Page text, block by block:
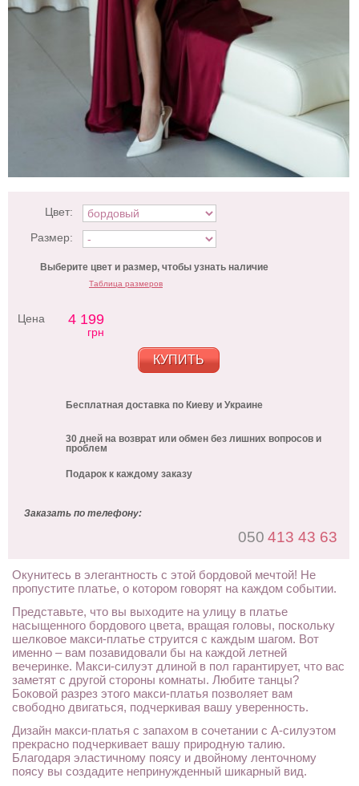
Цвет:
Размер:
Выберите цвет и размер, чтобы узнать наличие
Таблица размеров
Цена 4 199
грн
КУПИТЬ
Бесплатная доставка по Киеву и Украине
30 дней на возврат или обмен без лишних вопросов и
проблем
Подарок к каждому заказу
Заказать по телефону:
050 413 43 63
Окунитесь в элегантность с этой бордовой мечтой! Не
пропустите платье, о котором говорят на каждом событии.
Представьте, что вы выходите на улицу в платье
насыщенного бордового цвета, вращая головы, поскольку
шелковое макси-платье струится с каждым шагом. Вот
именно – вам позавидовали бы на каждой летней
вечеринке. Макси-силуэт длиной в пол гарантирует, что вас
заметят с другой стороны комнаты. Любите танцы?
Боковой разрез этого макси-платья позволяет вам
свободно двигаться, подчеркивая вашу уверенность.
Дизайн макси-платья с запахом в сочетании с А-силуэтом
прекрасно подчеркивает вашу природную талию.
Благодаря эластичному поясу и двойному ленточному
поясу вы создадите непринужденный шикарный вид.